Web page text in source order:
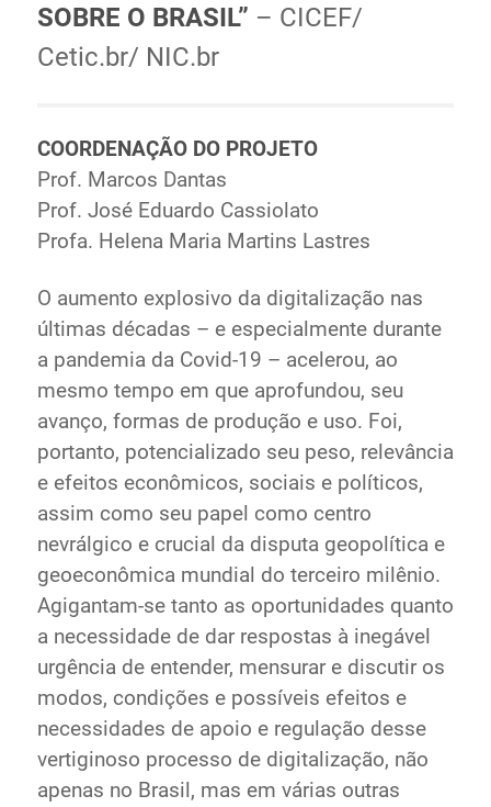
Ministério de Minas e Energia
Ministério da Ciência, Tecnologia, Inovações e
Ministério do Turismo
Ministério do Desenvolvimento Regional
Controladoria-Geral da União
Ministério da Mulher, da Família e dos Direitos Humanos
Secretaria de Governo
Gabinete de Segurança Institucional
Advocacia-Geral da União
Banco Central do Brasil
Planalto
SOBRE O BRASIL” – CICEF/
Cetic.br/ NIC.br
COORDENAÇÃO DO PROJETO
Prof. Marcos Dantas
Prof. José Eduardo Cassiolato
Profa. Helena Maria Martins Lastres
O aumento explosivo da digitalização nas
últimas décadas – e especialmente durante
a pandemia da Covid-19 – acelerou, ao
mesmo tempo em que aprofundou, seu
avanço, formas de produção e uso. Foi,
portanto, potencializado seu peso, relevância
e efeitos econômicos, sociais e políticos,
assim como seu papel como centro
nevrálgico e crucial da disputa geopolítica e
geoeconômica mundial do terceiro milênio.
Agigantam-se tanto as oportunidades quanto
a necessidade de dar respostas à inegável
urgência de entender, mensurar e discutir os
modos, condições e possíveis efeitos e
necessidades de apoio e regulação desse
vertiginoso processo de digitalização, não
apenas no Brasil, mas em várias outras